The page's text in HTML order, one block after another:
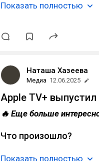
Показать полностью
Наташа Хазеева
Медиа 12.06.2025
Apple TV+
🔥 Еще больше
Что произошло?
Показать полностью